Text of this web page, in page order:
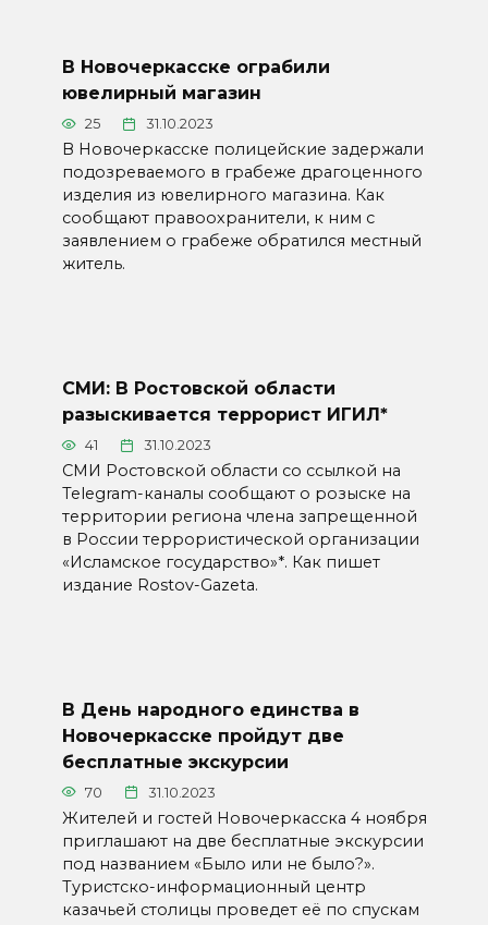
В Новочеркасске ограбили
ювелирный магазин
25 31.10.2023
В Новочеркасске полицейские задержали
подозреваемого в грабеже драгоценного
изделия из ювелирного магазина. Как
сообщают правоохранители, к ним с
заявлением о грабеже обратился местный
житель.
СМИ: В Ростовской области
разыскивается террорист ИГИЛ*
41 31.10.2023
СМИ Ростовской области со ссылкой на
Telegram-каналы сообщают о розыске на
территории региона члена запрещенной
в России террористической организации
«Исламское государство»*. Как пишет
издание Rostov-Gazeta.
В День народного единства в
Новочеркасске пройдут две
бесплатные экскурсии
70 31.10.2023
Жителей и гостей Новочеркасска 4 ноября
приглашают на две бесплатные экскурсии
под названием «Было или не было?».
Туристско-информационный центр
казачьей столицы проведет её по спускам